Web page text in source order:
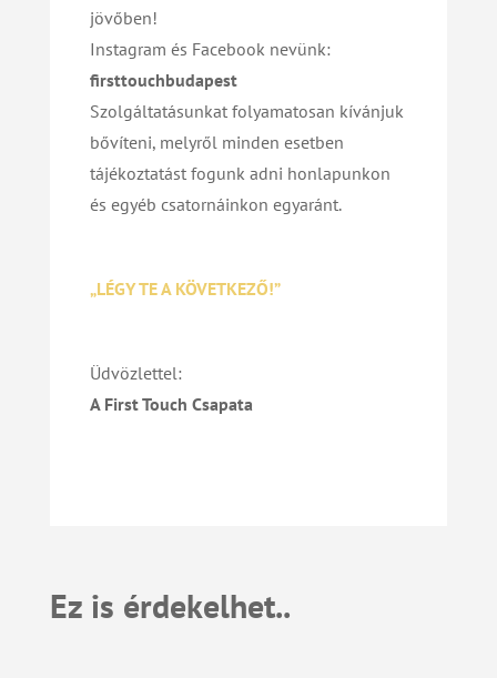
jövőben!
Instagram és Facebook nevünk:
firsttouchbudapest
Szolgáltatásunkat folyamatosan kívánjuk
bővíteni, melyről minden esetben
tájékoztatást fogunk adni honlapunkon
és egyéb csatornáinkon egyaránt.
„LÉGY TE A KÖVETKEZŐ!”
Üdvözlettel:
A First Touch Csapata
Ez is érdekelhet..